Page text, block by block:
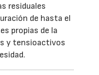
residuales
de hasta el
propias de la
y tensioactivos